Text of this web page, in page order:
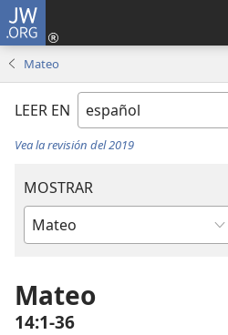
JW.ORG
Mateo
LEER EN
Vea la revisión del 2019
MOSTRAR
Libro
la
Biblia
Mateo
14:1-36